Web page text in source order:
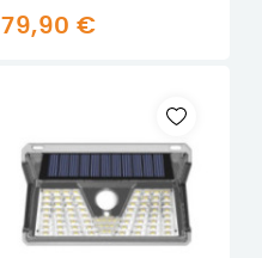
79,90 €